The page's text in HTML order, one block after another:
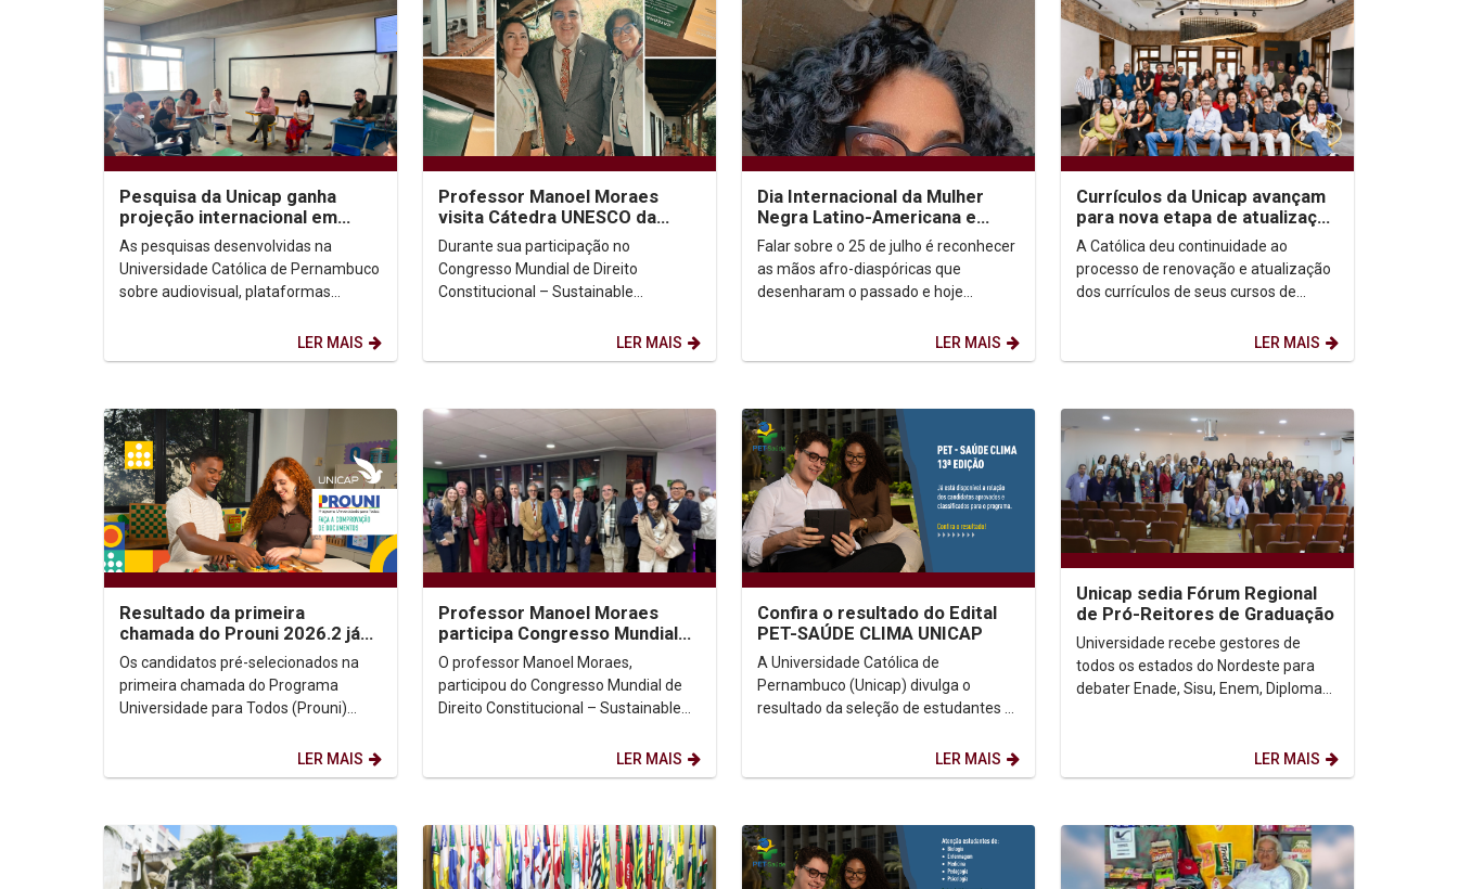
Pesquisa da Unicap ganha
projeção internacional em
congressos no Brasil e no
México
As pesquisas desenvolvidas na
Universidade Católica de Pernambuco
sobre audiovisual, plataformas
destaque em dois importantes...
LER MAIS
Professor Manoel Moraes
visita Cátedra UNESCO da
Universidad Externado de
Colombia
Durante sua participação no
Congresso Mundial de Direito
Constitucional – Sustainable
Changing World, realizado em
Bogotá,...
LER MAIS
Dia Internacional da Mulher
Negra Latino-Americana e
Caribenha
Falar sobre o 25 de julho é reconhecer
as mãos afro-diaspóricas que
desenharam o passado e hoje
LER MAIS
Currículos da Unicap avançam
para nova etapa de atualização
com foco em competências e
habilidades
A Católica deu continuidade ao
processo de renovação e atualização
dos currículos de seus cursos de
segunda etapa da formação...LER MAIS
Resultado da primeira
chamada do Prouni 2026.2 já
está disponível; candidatos
devem enviar...
Os candidatos pré-selecionados na
primeira chamada do Programa
Universidade para Todos (Prouni)
LER MAIS
Professor Manoel Moraes
participa Congresso Mundial
de Direito Constitucional, na
Colômbia.
O professor Manoel Moraes,
participou do Congresso Mundial de
Direito Constitucional – Sustainable
LER MAIS
Confira o resultado do Edital
PET-SAÚDE CLIMA UNICAP
A Universidade Católica de
Pernambuco (Unicap) divulga o
resultado da seleção de estudantes e
Educação pelo Trabalho para a
Saúde...
LER MAIS
Unicap sedia Fórum Regional
de Pró-Reitores de Graduação
Universidade recebe gestores de
todos os estados do Nordeste para
debater Enade, Sisu, Enem, Diploma
LER MAIS